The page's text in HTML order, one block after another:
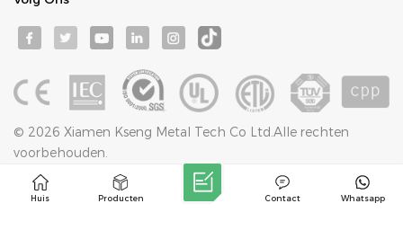
© 2026 Xiamen Kseng Metal Tech Co Ltd.Alle rechten
voorbehouden.
IPv6-netwerk ondersteund
Blog
Sitemap Privacybeleid XML
Huis Producten Whatsapp
Contact